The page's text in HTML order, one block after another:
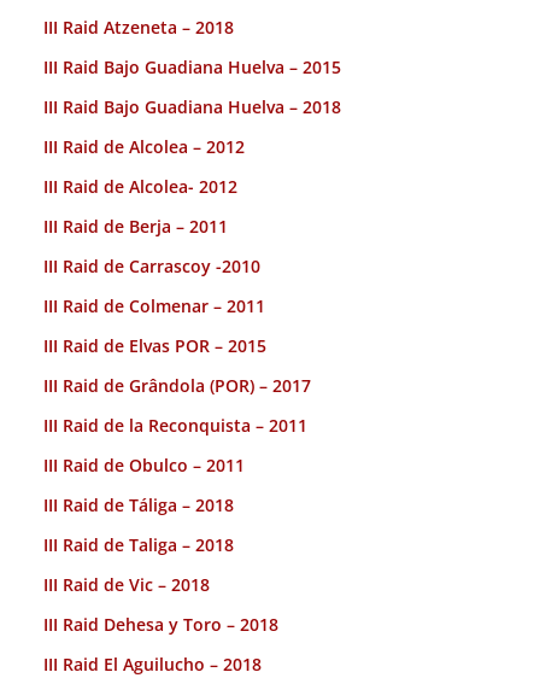
III Raid Atzeneta – 2018
III Raid Bajo Guadiana Huelva – 2015
III Raid Bajo Guadiana Huelva – 2018
III Raid de Alcolea – 2012
III Raid de Alcolea- 2012
III Raid de Berja – 2011
III Raid de Carrascoy -2010
III Raid de Colmenar – 2011
III Raid de Elvas POR – 2015
III Raid de Grândola (POR) – 2017
III Raid de la Reconquista – 2011
III Raid de Obulco – 2011
III Raid de Táliga – 2018
III Raid de Taliga – 2018
III Raid de Vic – 2018
III Raid Dehesa y Toro – 2018
III Raid El Aguilucho – 2018